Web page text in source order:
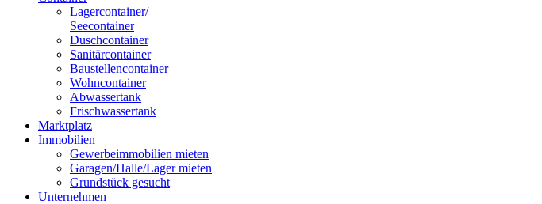
Lagercontainer/
Seecontainer
Duschcontainer
Sanitärcontainer
Baustellencontainer
Wohncontainer
Abwassertank
Frischwassertank
Marktplatz
Immobilien
Gewerbeimmobilien mieten
Garagen/Halle/Lager mieten
Grundstück gesucht
Unternehmen